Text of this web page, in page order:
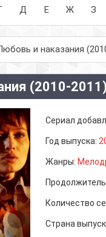
Д Е Ж З
и наказания
(2010-
Сериал
Год выпуска:
Жанры:
Количество
Страна